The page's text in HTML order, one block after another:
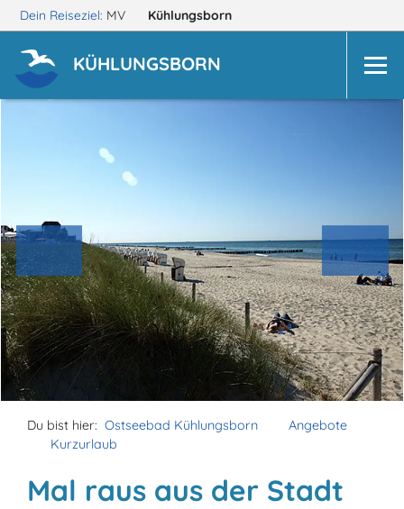
Dein Reiseziel: MV Kühlungsborn
KÜHLUNGSBORN
Du bist hier: Ostseebad Kühlungsborn
Angebote
Kurzurlaub
Mal raus aus der Stadt